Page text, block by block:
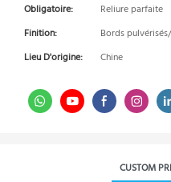
Obligatoire:
Reliure parfaite
Finition:
Bords
Lieu D'origine:
Chine
CUSTOM